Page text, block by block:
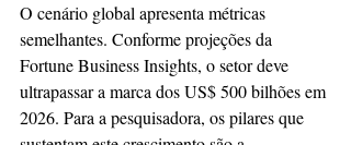
O cenário global apresenta métricas
semelhantes. Conforme projeções da
Fortune Business Insights, o setor deve
ultrapassar a marca dos US$ 500 bilhões em
2026. Para a pesquisadora, os pilares que